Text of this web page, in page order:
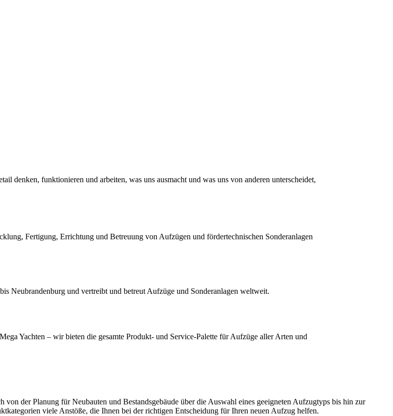
denken, funktionieren und arbeiten, was uns ausmacht und was uns von anderen unterscheidet,
Fertigung, Errichtung und Betreuung von Aufzügen und fördertechnischen Sonderanlagen
Neubrandenburg und vertreibt und betreut Aufzüge und Sonderanlagen weltweit.
Yachten – wir bieten die gesamte Produkt- und Service-Palette für Aufzüge aller Arten und
der Planung für Neubauten und Bestandsgebäude über die Auswahl eines geeigneten Aufzugtyps bis hin zur
viele Anstöße, die Ihnen bei der richtigen Entscheidung für Ihren neuen Aufzug helfen.